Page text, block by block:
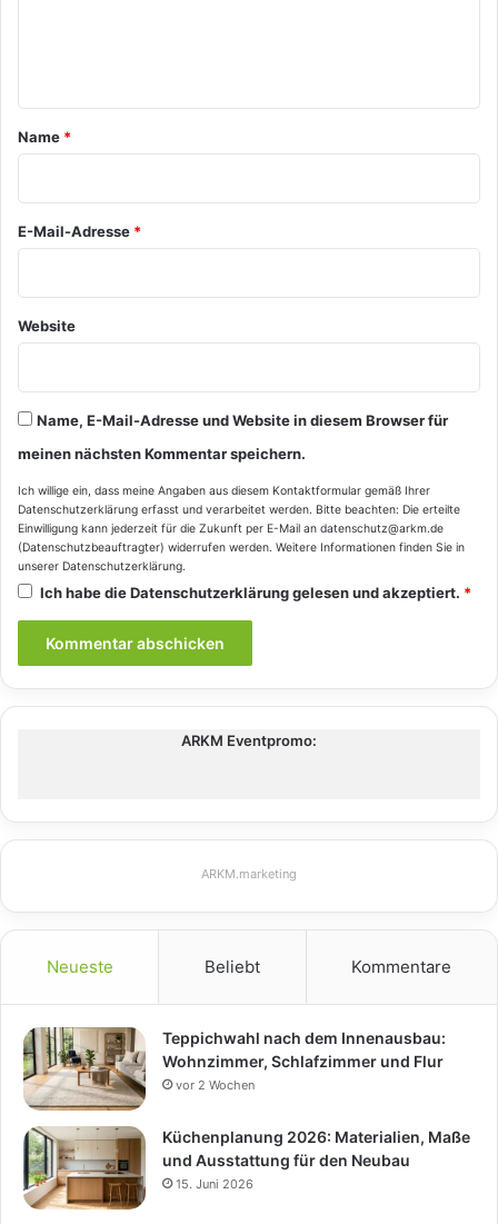
a
*
Name *
E-Mail-Adresse *
Website
Name, E-Mail-Adresse und Website in diesem Browser für
meinen nächsten Kommentar speichern.
Ich willige ein, dass meine Angaben aus diesem Kontaktformular gemäß Ihrer
Datenschutzerklärung erfasst und verarbeitet werden. Bitte beachten: Die erteilte
Einwilligung kann jederzeit für die Zukunft per E-Mail an datenschutz@arkm.de
(Datenschutzbeauftragter) widerrufen werden. Weitere Informationen finden Sie in
unserer Datenschutzerklärung.
Ich habe dieDatenschutzerklärunggelesen und akzeptiert. *
ARKM Eventpromo:
ARKM.marketing
Neueste Beliebt Kommentare
Teppichwahl nach dem Innenausbau:
Wohnzimmer, Schlafzimmer und Flur
vor 2 Wochen
Küchenplanung 2026: Materialien, Maße
und Ausstattung für den Neubau
15. Juni 2026